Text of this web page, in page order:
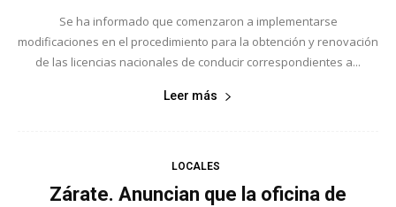
Se ha informado que comenzaron a implementarse
modificaciones en el procedimiento para la obtención y renovación
de las licencias nacionales de conducir correspondientes a...
Leer más
LOCALES
Zárate. Anuncian que la oficina de